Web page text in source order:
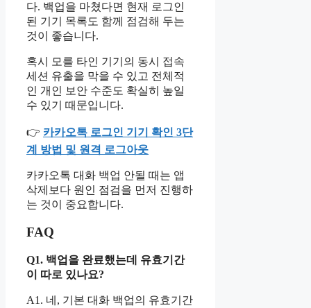
다. 백업을 마쳤다면 현재 로그인
된 기기 목록도 함께 점검해 두는
것이 좋습니다.
혹시 모를 타인 기기의 동시 접속
세션 유출을 막을 수 있고 전체적
인 개인 보안 수준도 확실히 높일
수 있기 때문입니다.
👉 카카오톡 로그인 기기 확인 3단
계 방법 및 원격 로그아웃
카카오톡 대화 백업 안될 때는 앱
삭제보다 원인 점검을 먼저 진행하
는 것이 중요합니다.
FAQ
Q1. 백업을 완료했는데 유효기간
이 따로 있나요?
A1. 네, 기본 대화 백업의 유효기간